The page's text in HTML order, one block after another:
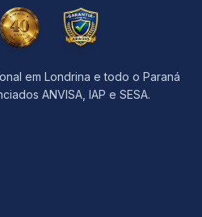
em Londrina e todo o Paraná
ANVISA, IAP e SESA.